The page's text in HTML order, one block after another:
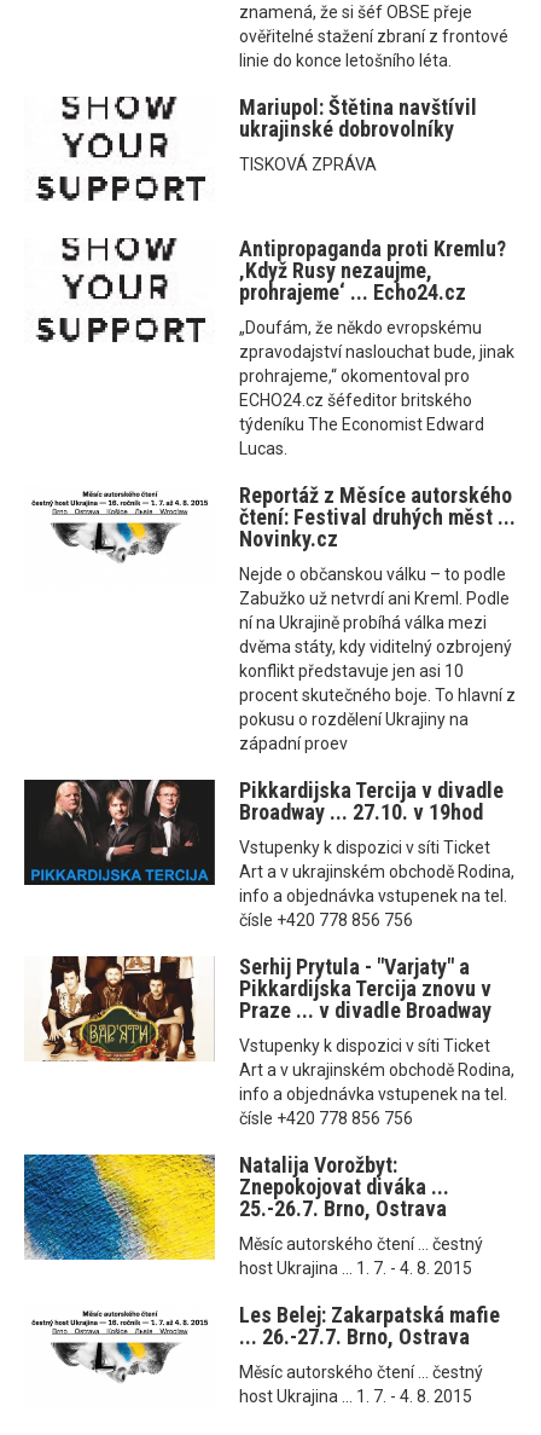
znamená, že si šéf OBSE přeje
ověřitelné stažení zbraní z frontové
linie do konce letošního léta.
Mariupol: Štětina navštívil
ukrajinské dobrovolníky
TISKOVÁ ZPRÁVA
Antipropaganda proti Kremlu?
‚Když Rusy nezaujme,
prohrajeme‘ ... Echo24.cz
„Doufám, že někdo evropskému
zpravodajství naslouchat bude, jinak
prohrajeme,“ okomentoval pro
ECHO24.cz šéfeditor britského
týdeníku The Economist Edward
Lucas.
Reportáž z Měsíce autorského
čtení: Festival druhých měst ...
Novinky.cz
Nejde o občanskou válku – to podle
Zabužko už netvrdí ani Kreml. Podle
ní na Ukrajině probíhá válka mezi
dvěma státy, kdy viditelný ozbrojený
konflikt představuje jen asi 10
procent skutečného boje. To hlavní z
pokusu o rozdělení Ukrajiny na
západní proev
Pikkardijska Tercija v divadle
Broadway ... 27.10. v 19hod
Vstupenky k dispozici v síti Ticket
Art a v ukrajinském obchodě Rodina,
info a objednávka vstupenek na tel.
čísle +420 778 856 756
Serhij Prytula - "Varjaty" a
Pikkardijska Tercija znovu v
Praze ... v divadle Broadway
Vstupenky k dispozici v síti Ticket
Art a v ukrajinském obchodě Rodina,
info a objednávka vstupenek na tel.
čísle +420 778 856 756
Natalija Vorožbyt:
Znepokojovat diváka ...
25.-26.7. Brno, Ostrava
Měsíc autorského čtení ... čestný
host Ukrajina ... 1. 7. - 4. 8. 2015
Les Belej: Zakarpatská mafie
... 26.-27.7. Brno, Ostrava
Měsíc autorského čtení ... čestný
host Ukrajina ... 1. 7. - 4. 8. 2015